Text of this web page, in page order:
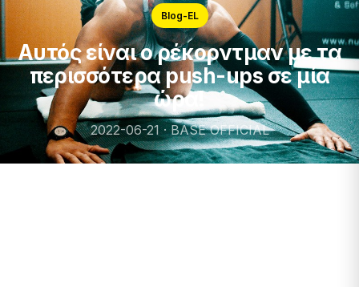
Blog-EL
Αυτός είναι ο ρέκορντμαν με τα
περισσότερα push-ups σε μία
ώρα!
2022-06-21 · BASE OFFICIAL